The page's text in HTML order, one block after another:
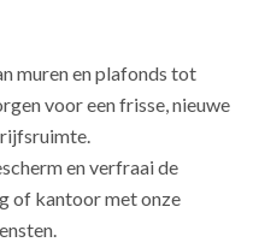
muren en plafonds tot
voor een frisse, nieuwe
en verfraai de
of kantoor met onze